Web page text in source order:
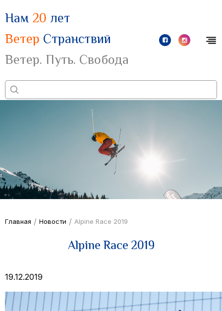
Нам 20 лет
Ветер Странствий
Ветер. Путь. Свобода
Главная / Новости / Alpine Race 2019
Alpine Race 2019
19.12.2019